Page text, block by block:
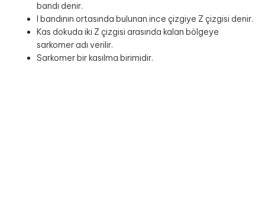
bandı denir.
I bandının ortasında bulunan ince çizgiye Z çizgisi denir.
Kas dokuda iki Z çizgisi arasında kalan bölgeye
sarkomer adı verilir.
Sarkomer bir kasılma birimidir.